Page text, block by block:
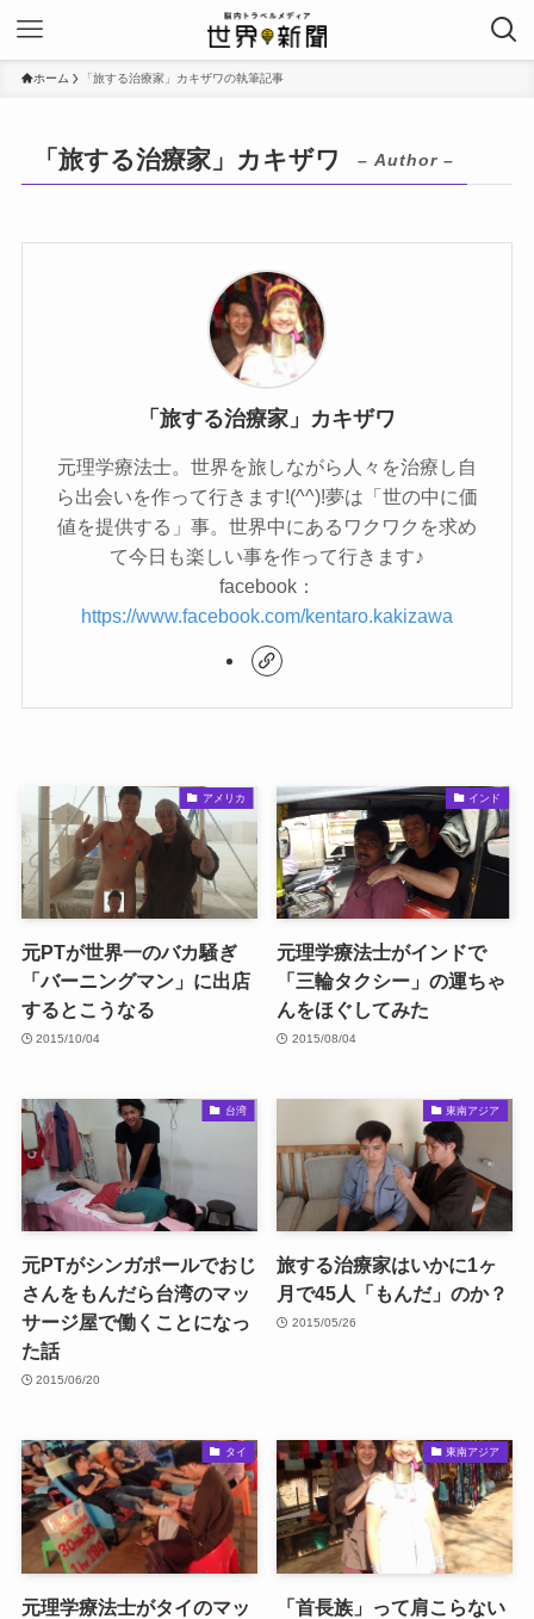
ホーム 「旅する治療家」カキザワの執筆記事
「旅する治療家」カキザワ – Author –
「旅する治療家」カキザワ
元理学療法士。世界を旅しながら人々を治療し自
ら出会いを作って行きます!(^^)!夢は「世の中に価
値を提供する」事。世界中にあるワクワクを求め
て今日も楽しい事を作って行きます♪
facebook：
https://www.facebook.com/kentaro.kakizawa
アメリカ
元PTが世界一のバカ騒ぎ
「バーニングマン」に出店
するとこうなる
2015/10/04
インド
元理学療法士がインドで
「三輪タクシー」の運ちゃ
んをほぐしてみた
2015/08/04
台湾
元PTがシンガポールでおじ
さんをもんだら台湾のマッ
サージ屋で働くことになっ
た話
2015/06/20
東南アジア
旅する治療家はいかに1ヶ
月で45人「もんだ」のか？
2015/05/26
タイ
元理学療法士がタイのマッ
東南アジア
「首長族」って肩こらない